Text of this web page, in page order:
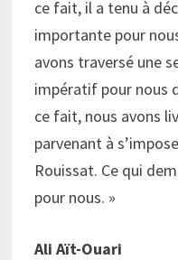
ce fait, il a tenu à
importante pour
avons traversé une
impératif pour nous
ce fait, nous avons
parvenant à
Rouissat. Ce qui
pour nous. »
Ali Aït-Ouari